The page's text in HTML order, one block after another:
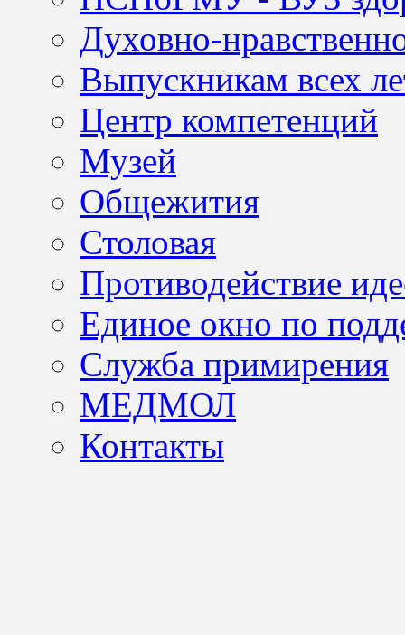
Духовно-
Выпускникам всех
Центр компетенций
Музей
Общежития
Столовая
Противодействие
Единое окно по
Служба примирения
МЕДМОЛ
Контакты